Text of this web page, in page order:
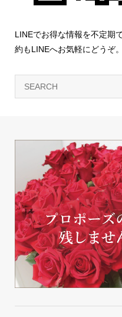
LINEでお得な情報を不定期
約もLINEへお気軽にどうぞ。